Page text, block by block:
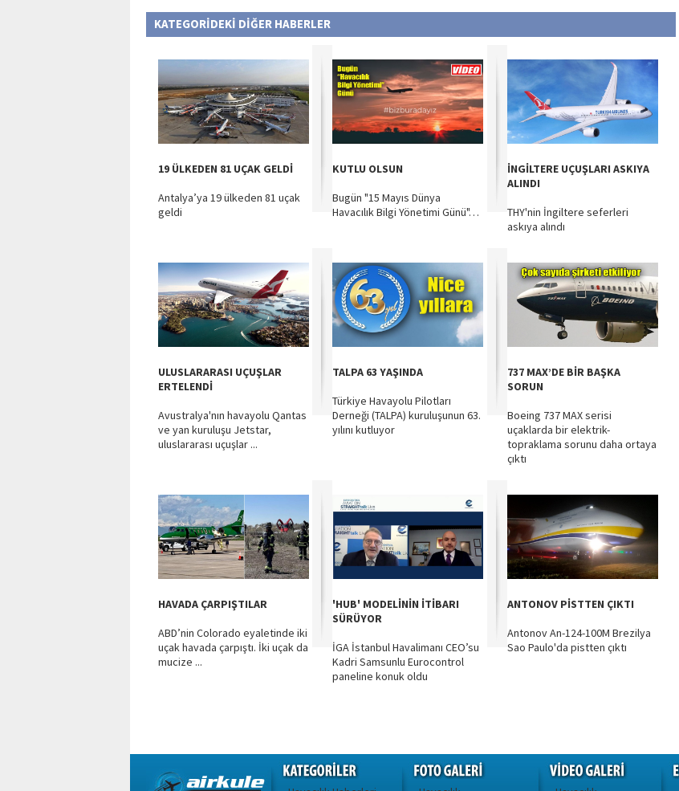
KATEGORİDEKİ DİĞER HABERLER
19 ÜLKEDEN 81 UÇAK GELDİ
Antalya’ya 19 ülkeden 81 uçak
geldi
KUTLU OLSUN
Bugün "15 Mayıs Dünya
Havacılık Bilgi Yönetimi Günü"…
İNGİLTERE UÇUŞLARI ASKIYA
ALINDI
THY'nin İngiltere seferleri
askıya alındı
ULUSLARARASI UÇUŞLAR
ERTELENDİ
Avustralya'nın havayolu Qantas
ve yan kuruluşu Jetstar,
uluslararası uçuşlar ...
TALPA 63 YAŞINDA
Türkiye Havayolu Pilotları
Derneği (TALPA) kuruluşunun 63.
yılını kutluyor
737 MAX’DE BİR BAŞKA
SORUN
Boeing 737 MAX serisi
uçaklarda bir elektrik-
topraklama sorunu daha ortaya
çıktı
HAVADA ÇARPIŞTILAR
ABD’nin Colorado eyaletinde iki
uçak havada çarpıştı. İki uçak da
mucize ...
'HUB' MODELİNİN İTİBARI
SÜRÜYOR
İGA İstanbul Havalimanı CEO’su
Kadri Samsunlu Eurocontrol
paneline konuk oldu
ANTONOV PİSTTEN ÇIKTI
Antonov An-124-100M Brezilya
Sao Paulo'da pistten çıktı